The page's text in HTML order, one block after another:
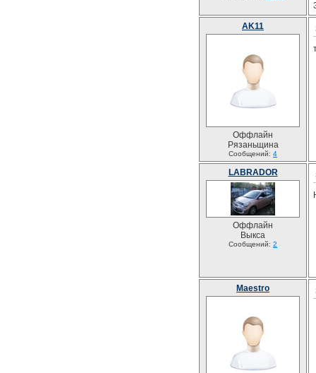
AK11
Оффлайн
Рязаньщина
Сообщений: 4
LABRADOR
Оффлайн
Выкса
Сообщений: 2
Maestro